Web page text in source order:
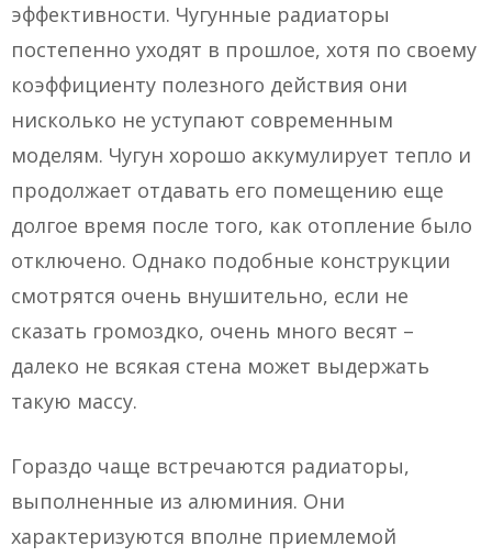
эффективности. Чугунные радиаторы
постепенно уходят в прошлое, хотя по своему
коэффициенту полезного действия они
нисколько не уступают современным
моделям. Чугун хорошо аккумулирует тепло и
продолжает отдавать его помещению еще
долгое время после того, как отопление было
отключено. Однако подобные конструкции
смотрятся очень внушительно, если не
сказать громоздко, очень много весят –
далеко не всякая стена может выдержать
такую массу.
Гораздо чаще встречаются радиаторы,
выполненные из алюминия. Они
характеризуются вполне приемлемой